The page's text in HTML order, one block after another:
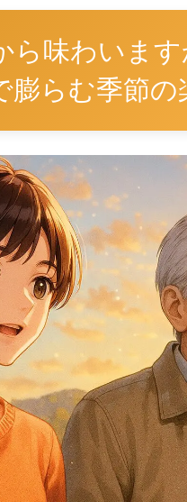
ら味わいま
膨らむ季節の